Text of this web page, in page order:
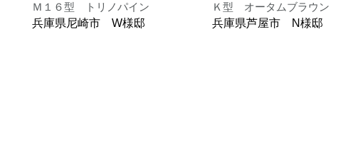
Ｍ１６型 トリノパイン
兵庫県尼崎市 W様邸
Ｋ型 オータムブラウン
兵庫県芦屋市 N様邸